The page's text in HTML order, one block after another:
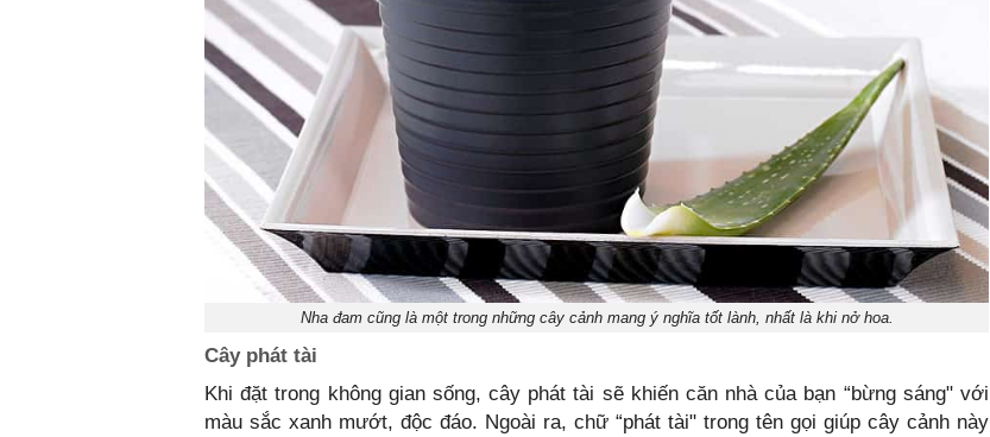
Nha đam cũng là một trong những cây cảnh mang ý nghĩa tốt lành, nhất là khi nở hoa.
Cây phát tài
Khi đặt trong không gian sống, cây phát tài sẽ khiến căn nhà của bạn “bừng sáng" với
màu sắc xanh mướt, độc đáo. Ngoài ra, chữ “phát tài" trong tên gọi giúp cây cảnh này